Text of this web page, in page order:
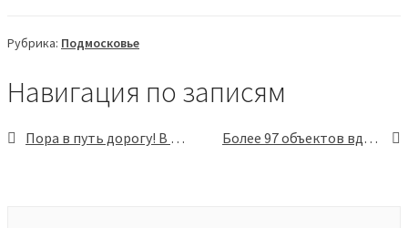
Рубрика: Подмосковье
Навигация по записям
Пора в путь дорогу! В Подмосковье запустили подкаст о путешествиях по региону Более 97 объектов вдоль вылетных магистралей Подмосковья привели в порядок за неделю